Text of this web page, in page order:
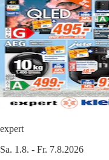
expert
Sa. 1.8. - Fr. 7.8.2026